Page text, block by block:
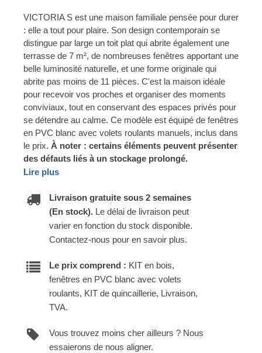
VICTORIA S est une maison familiale pensée pour durer
: elle a tout pour plaire. Son design contemporain se
distingue par large un toit plat qui abrite également une
terrasse de 7 m², de nombreuses fenêtres apportant une
belle luminosité naturelle, et une forme originale qui
abrite pas moins de 11 pièces. C'est la maison idéale
pour recevoir vos proches et organiser des moments
conviviaux, tout en conservant des espaces privés pour
se détendre au calme. Ce modèle est équipé de fenêtres
en PVC blanc avec volets roulants manuels, inclus dans
le prix. À noter : certains éléments peuvent présenter
des défauts liés à un stockage prolongé.
Lire plus
Livraison gratuite sous 2 semaines
(En stock). Le délai de livraison peut
varier en fonction du stock disponible.
Contactez-nous pour en savoir plus.
Le prix comprend : KIT en bois,
fenêtres en PVC blanc avec volets
roulants, KIT de quincaillerie, Livraison,
TVA.
Vous trouvez moins cher ailleurs ? Nous
essaierons de nous aligner.